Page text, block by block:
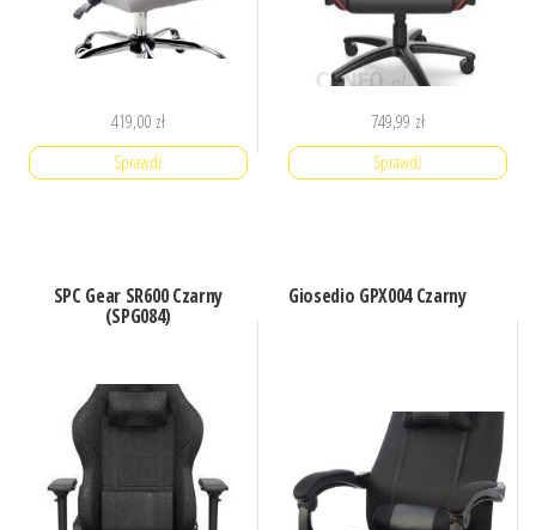
419,00 zł
Sprawdź
749,99 zł
Sprawdź
SPC Gear SR600 Czarny
(SPG084)
Giosedio GPX004 Czarny